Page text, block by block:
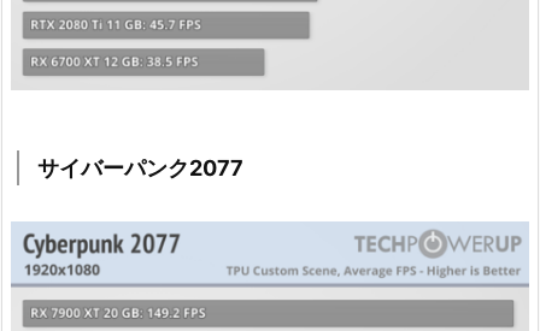
サイバーパンク2077